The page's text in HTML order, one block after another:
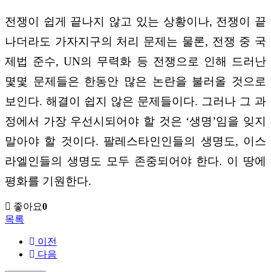
전쟁이 쉽게 끝나지 않고 있는 상황이나, 전쟁이 끝
나더라도 가자지구의 처리 문제는 물론, 전쟁 중 국
제법 준수, UN의 무력화 등 전쟁으로 인해 드러난
몇몇 문제들은 한동안 많은 논란을 불러올 것으로
보인다. 해결이 쉽지 않은 문제들이다. 그러나 그 과
정에서 가장 우선시되어야 할 것은 ‘생명’임을 잊지
말아야 할 것이다. 팔레스타인인들의 생명도, 이스
라엘인들의 생명도 모두 존중되어야 한다. 이 땅에
평화를 기원한다.
좋아요0
목록
이전
다음